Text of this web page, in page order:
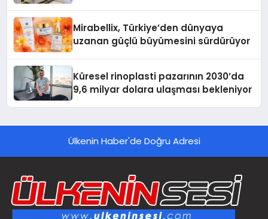
Mirabellix, Türkiye’den dünyaya
uzanan güçlü büyümesini sürdürüyor
Küresel rinoplasti pazarının 2030’da
9,6 milyar dolara ulaşması bekleniyor
Ülkenin Haber'de Doğru Adresi